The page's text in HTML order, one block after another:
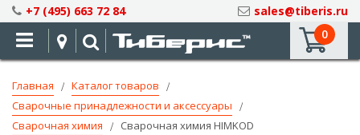
Skip
to
Content
+7 (495) 663 72 84
sales@tiberis.ru
0
Главная
Каталог товаров
Сварочные принадлежности и аксессуары
Сварочная химия
Сварочная химия HIMKOD